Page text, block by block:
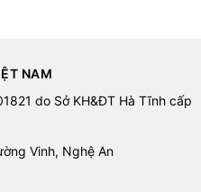
NAM
do Sở KH&ĐT Hà Tĩnh cấp
Vinh, Nghệ An